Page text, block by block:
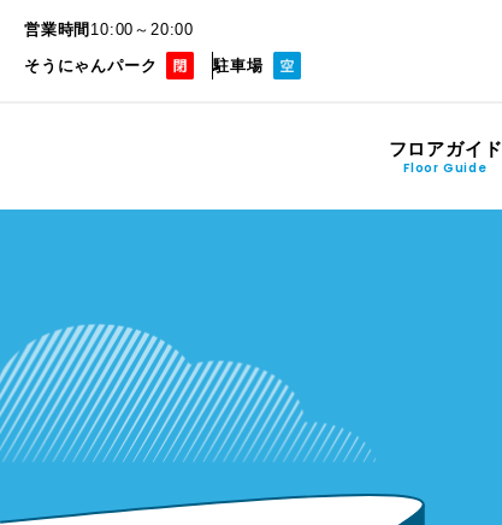
営業時間 10:00～20:00
そうにゃんパーク
駐車場
フロアガイド
Floor Guide